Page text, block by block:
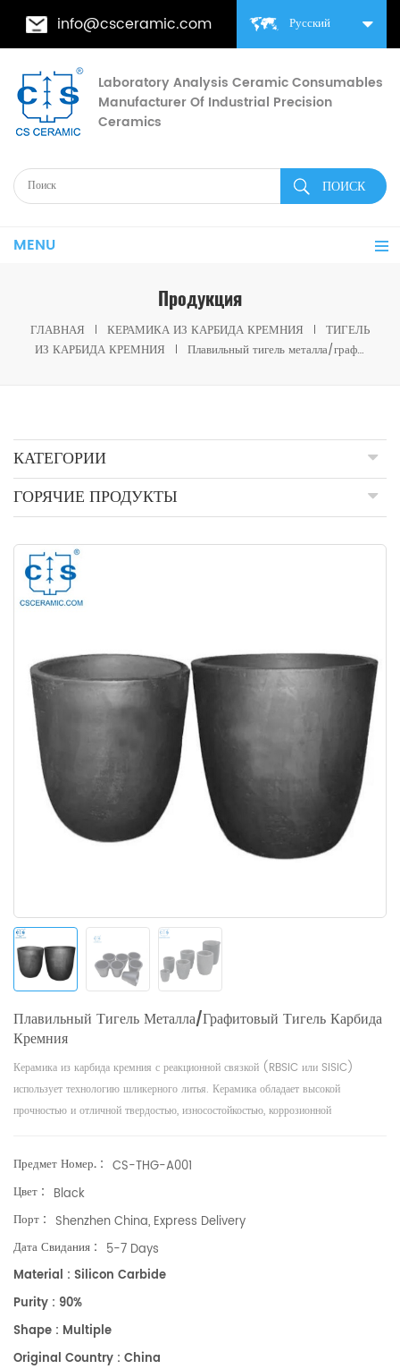
Русский
info@csceramic.com
Laboratory Analysis Ceramic Consumables
Manufacturer Of Industrial Precision
Ceramics
MENU
Продукция
ГЛАВНАЯ КЕРАМИКА ИЗ КАРБИДА КРЕМНИЯ
ТИГЕЛЬ
ИЗ КАРБИДА КРЕМНИЯ
Плавильный тигель металла/графитовый тигель карбида кремния
КАТЕГОРИИ
ГОРЯЧИЕ ПРОДУКТЫ
Плавильный Тигель Металла/графитовый Тигель Карбида
Кремния
Керамика из карбида кремния с реакционной связкой (RBSiC или SiSiC)
использует технологию шликерного литья. Керамика обладает высокой
прочностью и отличной твердостью, износостойкостью, коррозионной
Предмет Номер. : CS-THG-A001
Цвет : Black
Порт : Shenzhen China, Express Delivery
Дата Свидания : 5-7 Days
Material : Silicon Carbide
Purity : 90%
Shape : Multiple
Original Country : China